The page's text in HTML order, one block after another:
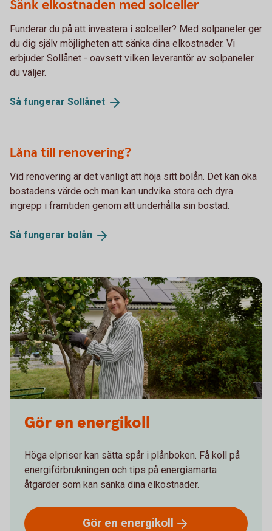
Sänk elkostnaden med solceller
Funderar du på att investera i solceller? Med solpaneler ger
du dig själv möjligheten att sänka dina elkostnader. Vi
erbjuder Sollånet - oavsett vilken leverantör av solpaneler
du väljer.
Så fungerar Sollånet
Låna till renovering?
Vid renovering är det vanligt att höja sitt bolån. Det kan öka
bostadens värde och man kan undvika stora och dyra
ingrepp i framtiden genom att underhålla sin bostad.
Så fungerar bolån
Gör en energikoll
Höga elpriser kan sätta spår i plånboken. Få koll på
energiförbrukningen och tips på energismarta
åtgärder som kan sänka dina elkostnader.
Gör en energikoll